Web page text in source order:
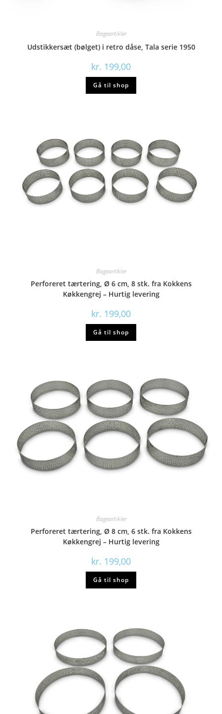
Bageartikler
Udstikkersæt (bølget) i retro dåse, Tala serie 1950
kr. 199,00
Gå til shop
Bageartikler
Perforeret tærtering, Ø 6 cm, 8 stk. fra Kokkens
Køkkengrej – Hurtig levering
kr. 199,00
Gå til shop
Bageartikler
Perforeret tærtering, Ø 8 cm, 6 stk. fra Kokkens
Køkkengrej – Hurtig levering
kr. 199,00
Gå til shop